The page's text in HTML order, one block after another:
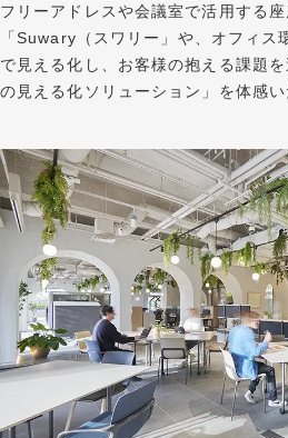
フリーアドレスや会議室で活用する
「Suwary（スワリー」や、オフィス
で見える化し、お客様の抱える課題
の見える化ソリューション」を体感い